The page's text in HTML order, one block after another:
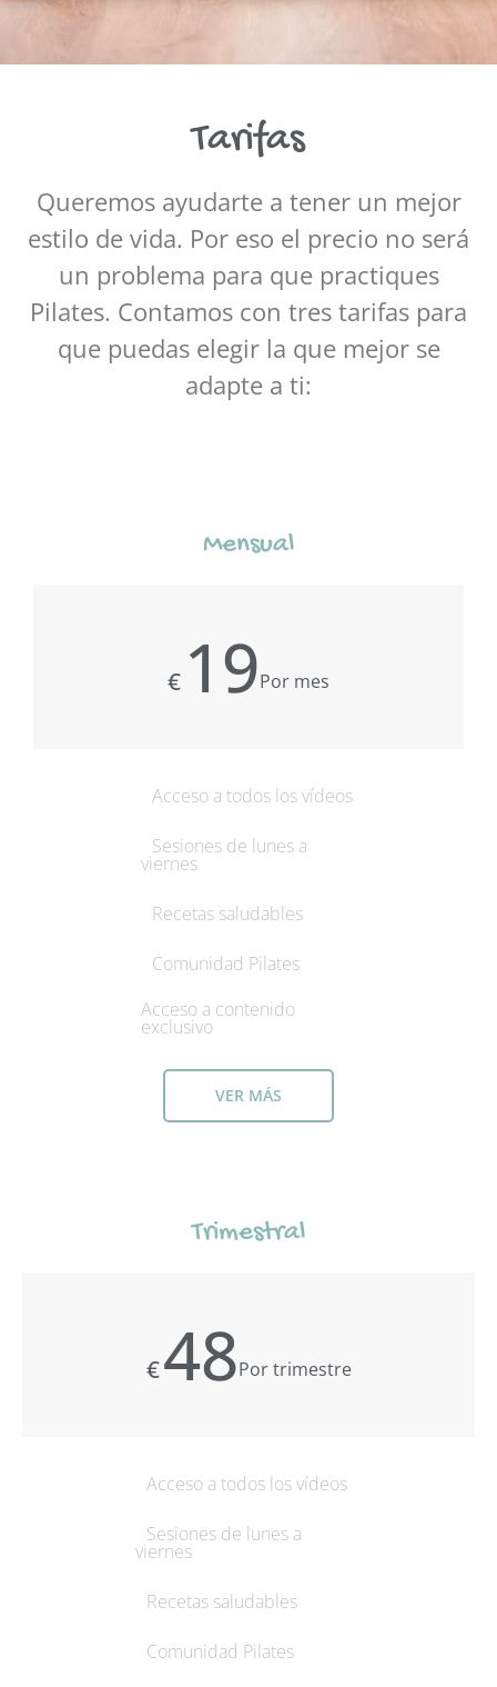
Tarifas
Queremos ayudarte a tener un mejor
estilo de vida. Por eso el precio no será
un problema para que practiques
Pilates. Contamos con tres tarifas para
que puedas elegir la que mejor se
adapte a ti:
Mensual
€ 19Por mes
Acceso a todos los vídeos
Sesiones de lunes a
viernes
Recetas saludables
Comunidad Pilates
Acceso a contenido
exclusivo
VER MÁS
Trimestral
€48Por trimestre
Acceso a todos los vídeos
Sesiones de lunes a
viernes
Recetas saludables
Comunidad Pilates